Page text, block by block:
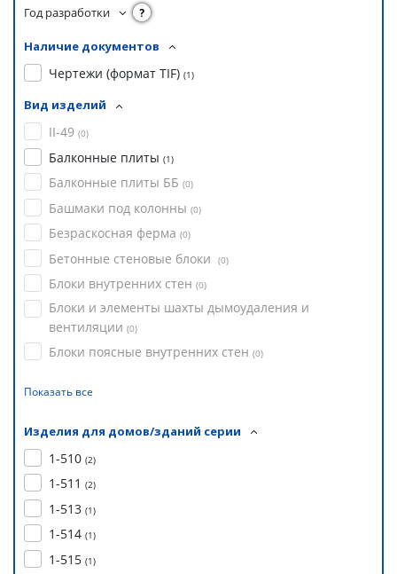
Год разработки ?
Наличие документов
Чертежи (формат TIF) (1)
Вид изделий
II-49 (0)
Балконные плиты (1)
Балконные плиты ББ (0)
Башмаки под колонны (0)
Безраскосная ферма (0)
Бетонные стеновые блоки (0)
Блоки внутренних стен (0)
Блоки и элементы шахты дымоудаления и
вентиляции (0)
Блоки поясные внутренних стен (0)
Показать все
Изделия для домов/зданий серии
1-510 (2)
1-511 (2)
1-513 (1)
1-514 (1)
1-515 (1)